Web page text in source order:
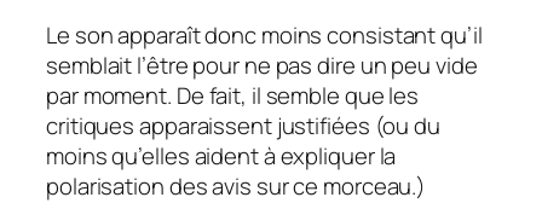
Le son apparaît donc moins consistant qu’il
semblait l’être pour ne pas dire un peu vide
par moment. De fait, il semble que les
critiques apparaissent justifiées (ou du
moins qu’elles aident à expliquer la
polarisation des avis sur ce morceau.)